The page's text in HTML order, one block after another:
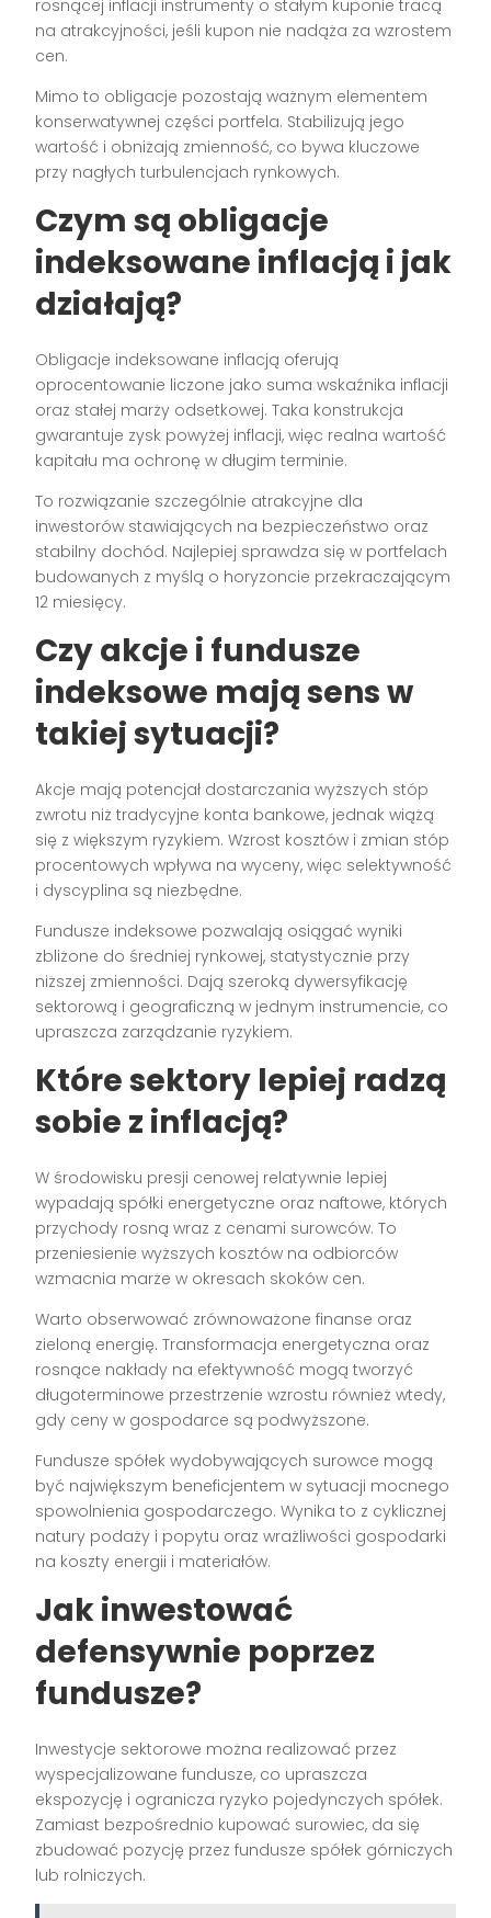
rosnącej inflacji instrumenty o stałym kuponie tracą
na atrakcyjności, jeśli kupon nie nadąża za wzrostem
cen.
Mimo to obligacje pozostają ważnym elementem
konserwatywnej części portfela. Stabilizują jego
wartość i obniżają zmienność, co bywa kluczowe
przy nagłych turbulencjach rynkowych.
Czym są obligacje
indeksowane inflacją i jak
działają?
Obligacje indeksowane inflacją oferują
oprocentowanie liczone jako suma wskaźnika inflacji
oraz stałej marży odsetkowej. Taka konstrukcja
gwarantuje zysk powyżej inflacji, więc realna wartość
kapitału ma ochronę w długim terminie.
To rozwiązanie szczególnie atrakcyjne dla
inwestorów stawiających na bezpieczeństwo oraz
stabilny dochód. Najlepiej sprawdza się w portfelach
budowanych z myślą o horyzoncie przekraczającym
12 miesięcy.
Czy akcje i fundusze
indeksowe mają sens w
takiej sytuacji?
Akcje mają potencjał dostarczania wyższych stóp
zwrotu niż tradycyjne konta bankowe, jednak wiążą
się z większym ryzykiem. Wzrost kosztów i zmian stóp
procentowych wpływa na wyceny, więc selektywność
i dyscyplina są niezbędne.
Fundusze indeksowe pozwalają osiągać wyniki
zbliżone do średniej rynkowej, statystycznie przy
niższej zmienności. Dają szeroką dywersyfikację
sektorową i geograficzną w jednym instrumencie, co
upraszcza zarządzanie ryzykiem.
Które sektory lepiej radzą
sobie z inflacją?
W środowisku presji cenowej relatywnie lepiej
wypadają spółki energetyczne oraz naftowe, których
przychody rosną wraz z cenami surowców. To
przeniesienie wyższych kosztów na odbiorców
wzmacnia marże w okresach skoków cen.
Warto obserwować zrównoważone finanse oraz
zieloną energię. Transformacja energetyczna oraz
rosnące nakłady na efektywność mogą tworzyć
długoterminowe przestrzenie wzrostu również wtedy,
gdy ceny w gospodarce są podwyższone.
Fundusze spółek wydobywających surowce mogą
być największym beneficjentem w sytuacji mocnego
spowolnienia gospodarczego. Wynika to z cyklicznej
natury podaży i popytu oraz wrażliwości gospodarki
na koszty energii i materiałów.
Jak inwestować
defensywnie poprzez
fundusze?
Inwestycje sektorowe można realizować przez
wyspecjalizowane fundusze, co upraszcza
ekspozycję i ogranicza ryzyko pojedynczych spółek.
Zamiast bezpośrednio kupować surowiec, da się
zbudować pozycję przez fundusze spółek górniczych
lub rolniczych.